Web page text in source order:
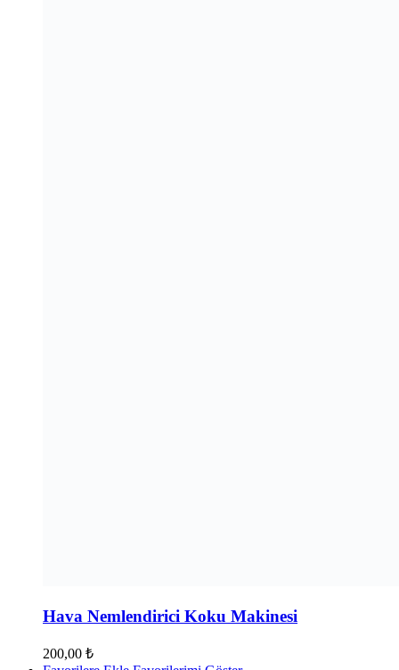
Hava Nemlendirici Koku Makinesi
200,00 ₺